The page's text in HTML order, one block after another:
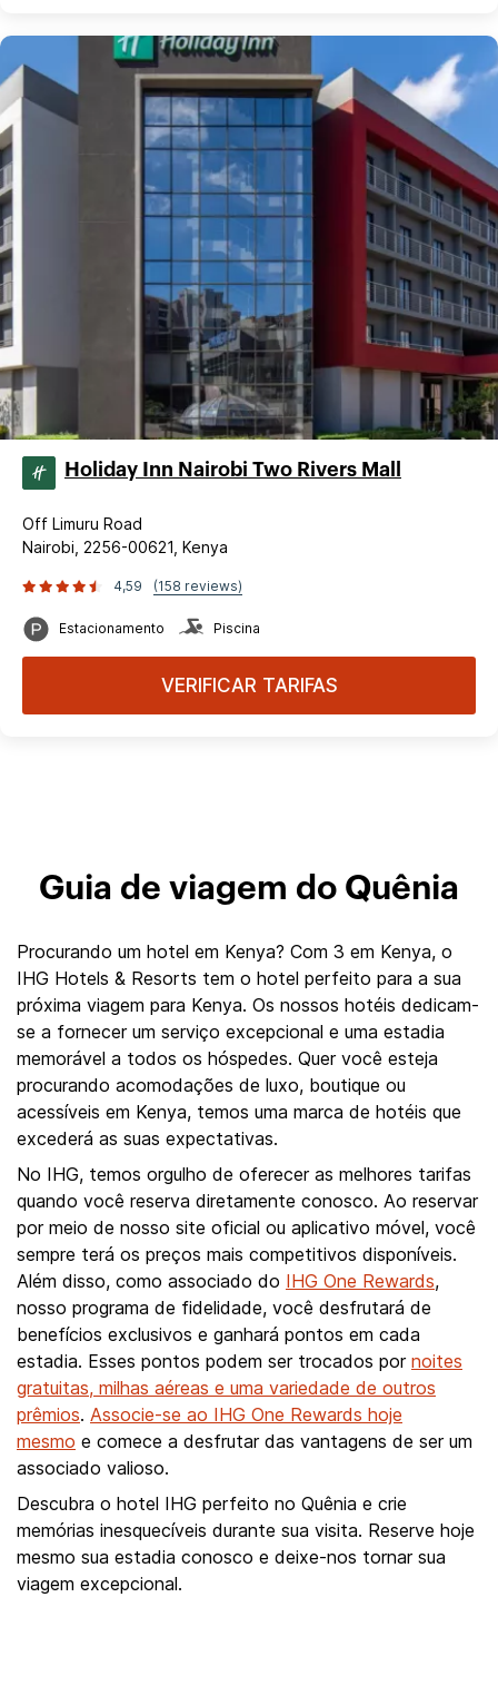
Holiday Inn Nairobi Two Rivers Mall
Off Limuru Road
Nairobi, 2256-00621, Kenya
4,59 (158 reviews)
Estacionamento Piscina
VERIFICAR TARIFAS
Guia de viagem do Quênia
Procurando um hotel em Kenya? Com 3 em Kenya, o
IHG Hotels & Resorts tem o hotel perfeito para a sua
próxima viagem para Kenya. Os nossos hotéis dedicam-
se a fornecer um serviço excepcional e uma estadia
memorável a todos os hóspedes. Quer você esteja
procurando acomodações de luxo, boutique ou
acessíveis em Kenya, temos uma marca de hotéis que
excederá as suas expectativas.
No IHG, temos orgulho de oferecer as melhores tarifas
quando você reserva diretamente conosco. Ao reservar
por meio de nosso site oficial ou aplicativo móvel, você
sempre terá os preços mais competitivos disponíveis.
Além disso, como associado do IHG One Rewards,
nosso programa de fidelidade, você desfrutará de
benefícios exclusivos e ganhará pontos em cada
estadia. Esses pontos podem ser trocados por noites
gratuitas, milhas aéreas e uma variedade de outros
prêmios. Associe-se ao IHG One Rewards hoje
mesmo e comece a desfrutar das vantagens de ser um
associado valioso.
Descubra o hotel IHG perfeito no Quênia e crie
memórias inesquecíveis durante sua visita. Reserve hoje
mesmo sua estadia conosco e deixe-nos tornar sua
viagem excepcional.